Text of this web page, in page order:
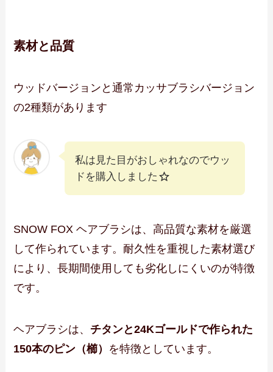
素材と品質
ウッドバージョンと通常カッサブラシバージョン
の2種類があります
私は見た目がおしゃれなのでウッ
ドを購入しました
SNOW FOX ヘアブラシは、高品質な素材を厳選
して作られています。耐久性を重視した素材選び
により、長期間使用しても劣化しにくいのが特徴
です。
ヘアブラシは、 チタンと24Kゴールドで作られた
150本のピン（櫛） を特徴としています。